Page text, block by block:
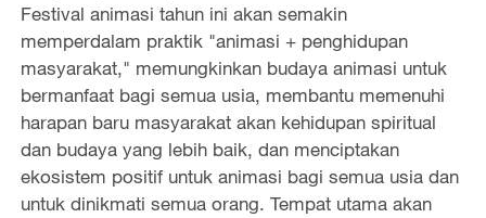
Festival animasi tahun ini akan semakin
memperdalam praktik "animasi + penghidupan
masyarakat," memungkinkan budaya animasi untuk
bermanfaat bagi semua usia, membantu memenuhi
harapan baru masyarakat akan kehidupan spiritual
dan budaya yang lebih baik, dan menciptakan
ekosistem positif untuk animasi bagi semua usia dan
untuk dinikmati semua orang. Tempat utama akan